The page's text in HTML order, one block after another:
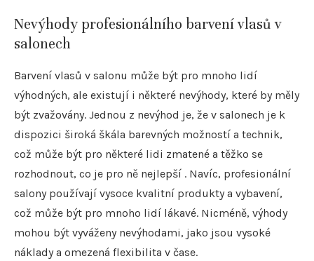
Nevýhody profesionálního barvení vlasů v
salonech
Barvení vlasů v salonu může být pro mnoho lidí
výhodných, ale existují i ​​některé nevýhody, které by měly
být zvažovány. Jednou z nevýhod je, že v salonech je k
dispozici široká škála barevných možností a technik,
což může být pro některé lidi zmatené a těžko se
rozhodnout, co je pro ně nejlepší . Navíc, profesionální
salony používají vysoce kvalitní produkty a vybavení,
což může být pro mnoho lidí lákavé. Nicméně, výhody
mohou být vyváženy nevýhodami, jako jsou vysoké
náklady a omezená flexibilita v čase.